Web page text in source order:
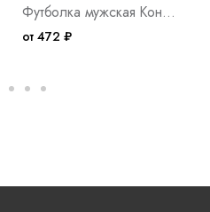
Футболка мужская Конрад И Арт. 7270
от 472 ₽